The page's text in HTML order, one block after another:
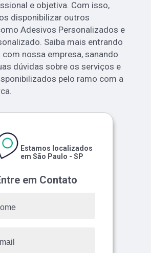
e objetiva. Com isso,
disponibilizar outros
Adesivos Personalizados e
Saiba mais entrando
nossa empresa, sanando
dúvidas sobre os serviços e
pelo ramo com a
em Contato
Estamos localizados
em São Paulo - SP